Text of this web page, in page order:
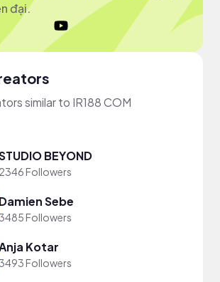
đại.
similar to IR188 COM
BEYOND
2346 Followers
Damien Sebe
Followers
Kotar
Followers